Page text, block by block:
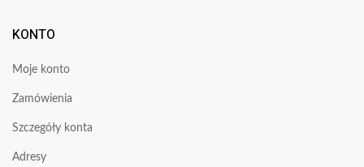
KONTO
Moje konto
Zamówienia
Szczegóły konta
Adresy